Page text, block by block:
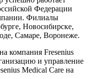
Федерации
Филиалы
Новосибирске,
Самаре, Воронеже.
компания Fresenius
и управление
Medical Care на